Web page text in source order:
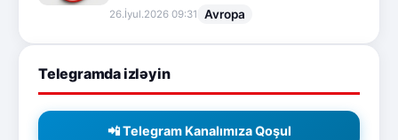
26.İyul.2026 09:31 Avropa
Telegramda izləyin
📲 Telegram Kanalımıza Qoşul